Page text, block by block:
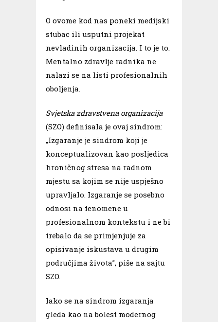
O ovome kod nas poneki medijski
stubac ili usputni projekat
nevladinih organizacija. I to je to.
Mentalno zdravlje radnika ne
nalazi se na listi profesionalnih
oboljenja.
Svjetska zdravstvena organizacija
(SZO) definisala je ovaj sindrom:
„Izgaranje je sindrom koji je
konceptualizovan kao posljedica
hroničnog stresa na radnom
mjestu sa kojim se nije uspješno
upravljalo. Izgaranje se posebno
odnosi na fenomene u
profesionalnom kontekstu i ne bi
trebalo da se primjenjuje ​​za
opisivanje iskustava u drugim
područjima života”, piše na sajtu
SZO.
Iako se na sindrom izgaranja
gleda kao na bolest modernog